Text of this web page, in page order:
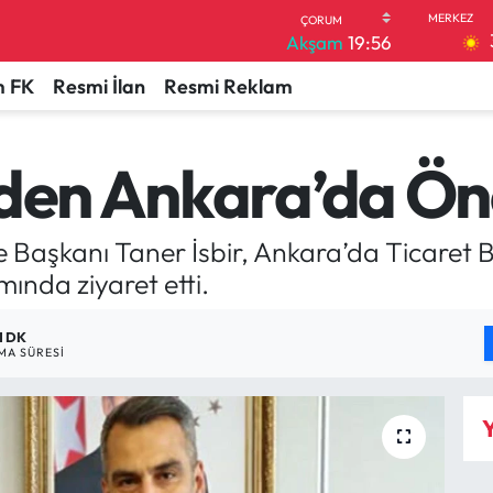
Akşam 19:56
FK Resmi İlan Resmi Reklam
Ankara’da
Taner İsbir, Ankara’da Ticaret
ziyaret etti.
DK
SÜRESI